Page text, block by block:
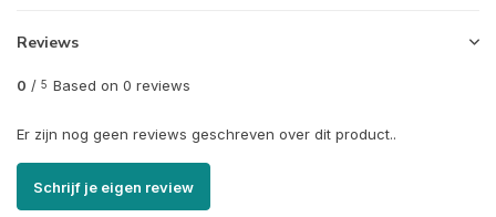
Reviews
0 / 5 Based on 0 reviews
Er zijn nog geen reviews geschreven over dit product..
Schrijf je eigen review